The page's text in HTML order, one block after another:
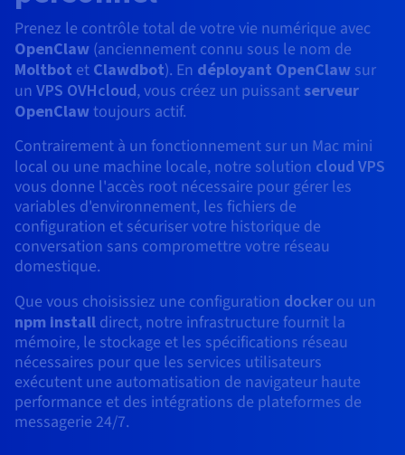
Quantum
Sécurité
Opérations
Développeurs
Tarifs
Régions
Documentation
Roadmap & Changelog
DISTRIBUER MON TRAFIC
Load Balancer
Tarifs
Disponibilités par régions
Documentation
Roadmap & Changelog
AI Endpoints - Catalogue des modèles
AI Endpoints - Bases API
AI Endpoints - Batch API
GPUS
Nvidia H200
Nvidia H100
Nvidia L40S
Nvidia L4
Toutes les GPUs →
Tarifs
Managed HSM
Dedicated HSM
Tarifs
Disponibilités par régions
Documentation
Roadmap & Changelog
Tarifs
Disponibilités par régions
Documentation
Roadmap & Changelog
MCP Server
Tarifs
Disponibilités par régions
Documentation
Roadmap & Changelog
Guides et documentation
Conformité et certifications
Roadmap & Changelog
HYCU for OVHcloud
SAP HANA ON OVHCLOUD
SAP HANA on Bare Metal
SAP HANA on Private Cloud
Tarifs
Documentation
Roadmap & Changelog
Cloud Native
AI & HPC
CLOUD READY
Cloud ready
Self-Service Portal, API & IaC
IAM & Tenant Management
Gouvernance & Quotas
Observabilité
BGP Services
PROTECTION & SÉCURITÉ
Protection Game DDoS
DNSSEC
SSL Gateway
Documentation
Roadmap & Changelog
Guides et documentation
Roadmap & Changelog
USAGES
Résilience et AZ
Virtualisation et conteneurisation
Site web et application métier
Tous les usages
Tarifs
OS & licences
Documentation
Roadmap & Changelog
Revendeurs
Tous les usages
Documentation
Roadmap & Changelog
CDN Infrastructure
BGP Services
PROTECTION & SÉCURITÉ
Infrastructure Anti-DDoS
DNSSEC
SSL Gateway
Documentation
Roadmap & Changelog
Bases de données additionnelles
Option Certificats SSL
USAGES
Comment créer un site web ?
Héberger votre site WordPress
Créer mon site en 1 click
Créer ma boutique en ligne
Documentation
Roadmap & Changelog
Prenez le contrôle total de votre vie numérique avec
OpenClaw (anciennement connu sous le nom de
Moltbot et Clawdbot). En déployant OpenClaw sur
un VPS OVHcloud, vous créez un puissant serveur
OpenClawtoujours actif.
Contrairement à un fonctionnement sur un Mac mini
local ou une machine locale, notre solution cloud VPS
vous donne l'accès root nécessaire pour gérer les
variables d'environnement, les fichiers de
configuration et sécuriser votre historique de
conversation sans compromettre votre réseau
domestique.
Que vous choisissiez une configuration dockerou un
npm install direct, notre infrastructure fournit la
mémoire, le stockage et les spécifications réseau
nécessaires pour que les services utilisateurs
exécutent une automatisation de navigateur haute
performance et des intégrations de plateformes de
messagerie 24/7.